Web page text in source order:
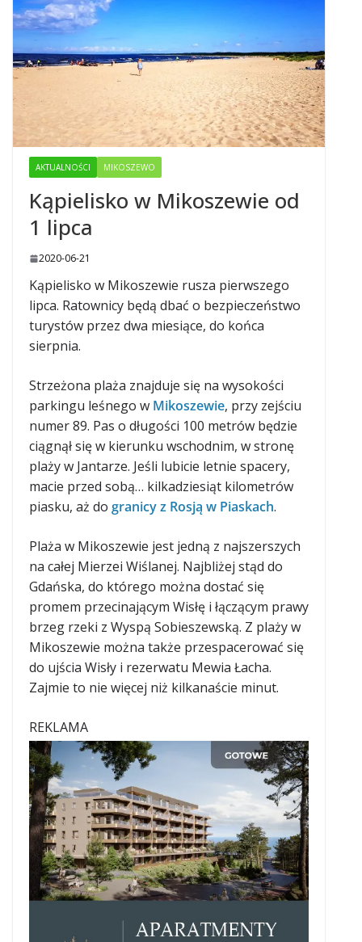
AKTUALNOŚCI MIKOSZEWO
Kąpielisko w Mikoszewie od
1 lipca
2020-06-21
Kąpielisko w Mikoszewie rusza pierwszego
lipca. Ratownicy będą dbać o bezpieczeństwo
turystów przez dwa miesiące, do końca
sierpnia.
Strzeżona plaża znajduje się na wysokości
parkingu leśnego w Mikoszewie, przy zejściu
numer 89. Pas o długości 100 metrów będzie
ciągnął się w kierunku wschodnim, w stronę
plaży w Jantarze. Jeśli lubicie letnie spacery,
macie przed sobą… kilkadziesiąt kilometrów
piasku, aż do granicy z Rosją w Piaskach.
Plaża w Mikoszewie jest jedną z najszerszych
na całej Mierzei Wiślanej. Najbliżej stąd do
Gdańska, do którego można dostać się
promem przecinającym Wisłę i łączącym prawy
brzeg rzeki z Wyspą Sobieszewską. Z plaży w
Mikoszewie można także przespacerować się
do ujścia Wisły i rezerwatu Mewia Łacha.
Zajmie to nie więcej niż kilkanaście minut.
REKLAMA